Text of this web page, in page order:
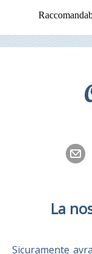
La
Sicuramente